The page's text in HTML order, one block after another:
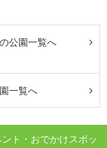
の公園一覧へ
一覧へ
ト・おでかけスポッ